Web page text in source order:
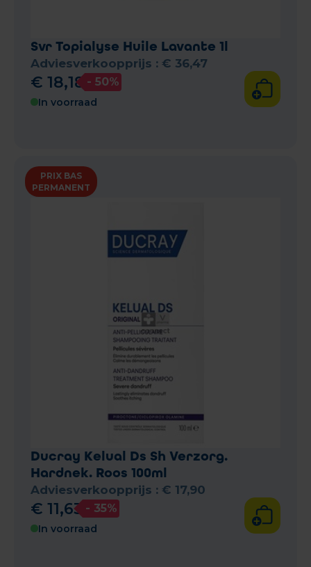
Svr Topialyse Huile Lavante 1l
Adviesverkoopprijs : € 36,47
€ 18,18 - 50%
In voorraad
PRIX BAS
PERMANENT
Ducray Kelual Ds Sh Verzorg.
Hardnek. Roos 100ml
Adviesverkoopprijs : € 17,90
€ 11,63 - 35%
In voorraad